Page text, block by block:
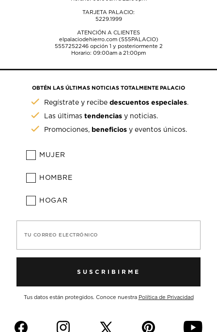
TARJETA PALACIO:
5229.1999
ATENCIÓN A CLIENTES
elpalaciodehierro.com (555PALACIO)
5557252246opción 1 y posteriormente 2
Horario: 09:00am a 21:00pm
OBTÉN LAS ÚLTIMAS NOTICIAS TOTALMENTE PALACIO
Regístrate y recibedescuentos especiales.
Las últimastendencias y noticias.
Promociones, beneficios y eventos únicos.
MUJER
HOMBRE
HOGAR
TU CORREO ELECTRÓNICO
SUSCRIBIRME
Tus datos están protegidos. Conoce nuestra Política de Privacidad
f i p y